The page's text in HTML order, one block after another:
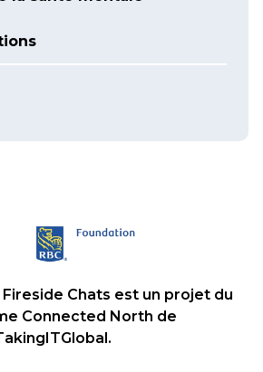
Chats est un projet du
Connected North de